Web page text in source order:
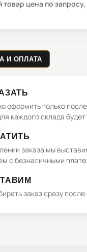
товар цена по
И ОПЛАТА
оформить только
каждого склада
заказа мы
с безналичными
заказ сразу